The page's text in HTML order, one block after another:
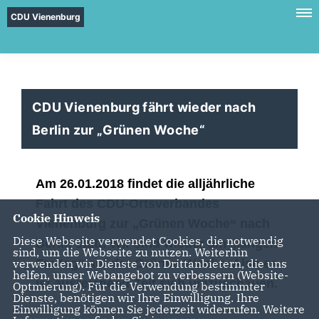
CDU Vienenburg
CDU Vienenburg fährt wieder nach
Berlin zur „Grünen Woche“
Am 26.01.2018 findet die alljährliche
Fahrt des CDU-Ortsverbandes
Vienenburg zur „Grünen Woche“ nach
Berlin statt. Wir sind wieder am „langen
Freitag“ auf der Grünen Woche. Also es
ist ausreichend Zeit sich umzuschauen.
Cookie Hinweis
Diese Webseite verwendet Cookies, die notwendig
sind, um die Webseite zu nutzen. Weiterhin
verwenden wir Dienste von Drittanbietern, die uns
helfen, unser Webangebot zu verbessern (Website-
Optmierung). Für die Verwendung bestimmter
Dienste, benötigen wir Ihre Einwilligung. Ihre
Einwilligung können Sie jederzeit widerrufen. Weitere